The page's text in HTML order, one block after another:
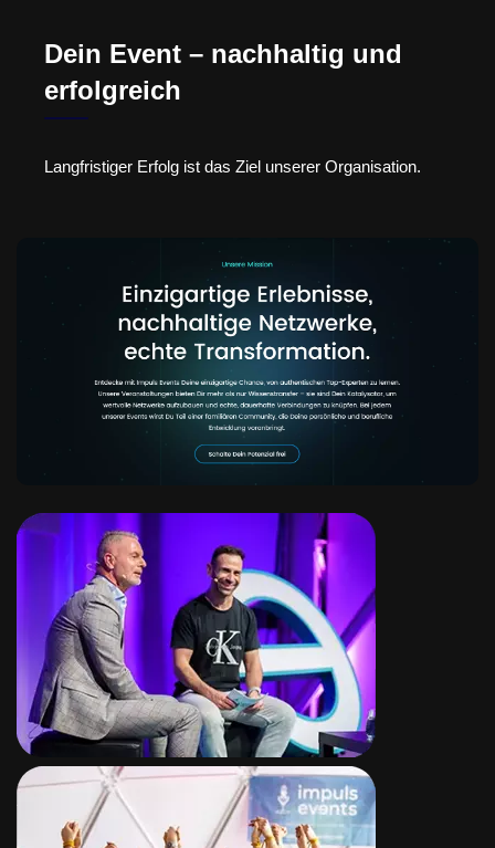
Dein Event – nachhaltig und
erfolgreich
Langfristiger Erfolg ist das Ziel unserer Organisation.